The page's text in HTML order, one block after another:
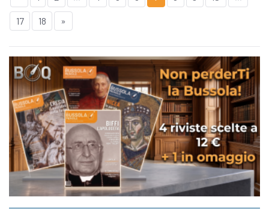
17 18 »